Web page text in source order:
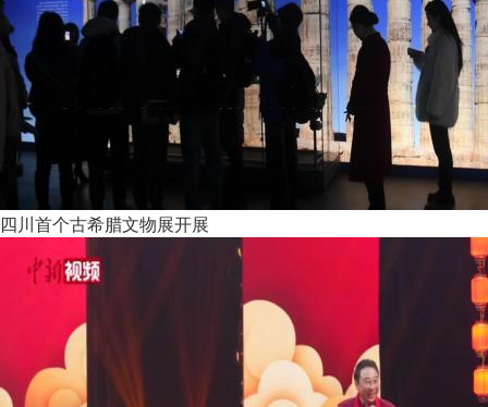
四川首个古希腊文物展开展